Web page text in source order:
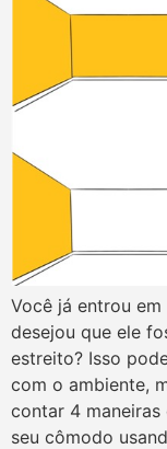
Você já entrou
desejou que ele
estreito? Isso
com o ambiente,
contar 4
seu cômodo